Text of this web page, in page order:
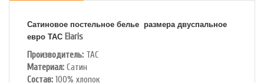
Сатиновое постельное белье размера двуспальное
евро TAC Elaris
Производитель: TAC
Материал: Сатин
Состав: 100% хлопок